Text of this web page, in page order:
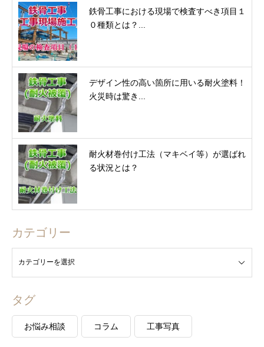
鉄骨工事における現場で検査すべき項目１
０種類とは？...
デザイン性の高い箇所に用いる耐火塗料！
火災時は驚き...
耐火材巻付け工法（マキベイ等）が選ばれ
る状況とは？
カテゴリー
タグ
お悩み相談 コラム 工事写真